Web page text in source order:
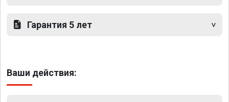
Гарантия 5 лет
Ваши действия: